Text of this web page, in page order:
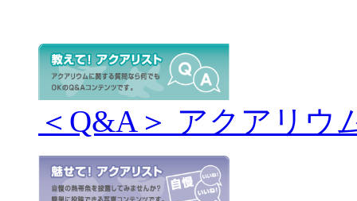
＜Q&A＞ アクアリウ